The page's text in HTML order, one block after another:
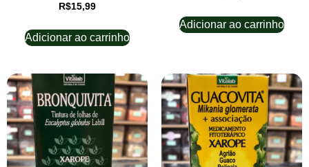
R$15,99
Adicionar ao carrinho
Adicionar ao carrinho